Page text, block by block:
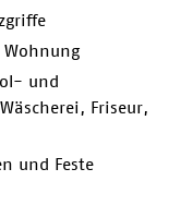
und
Friseur,
und Feste